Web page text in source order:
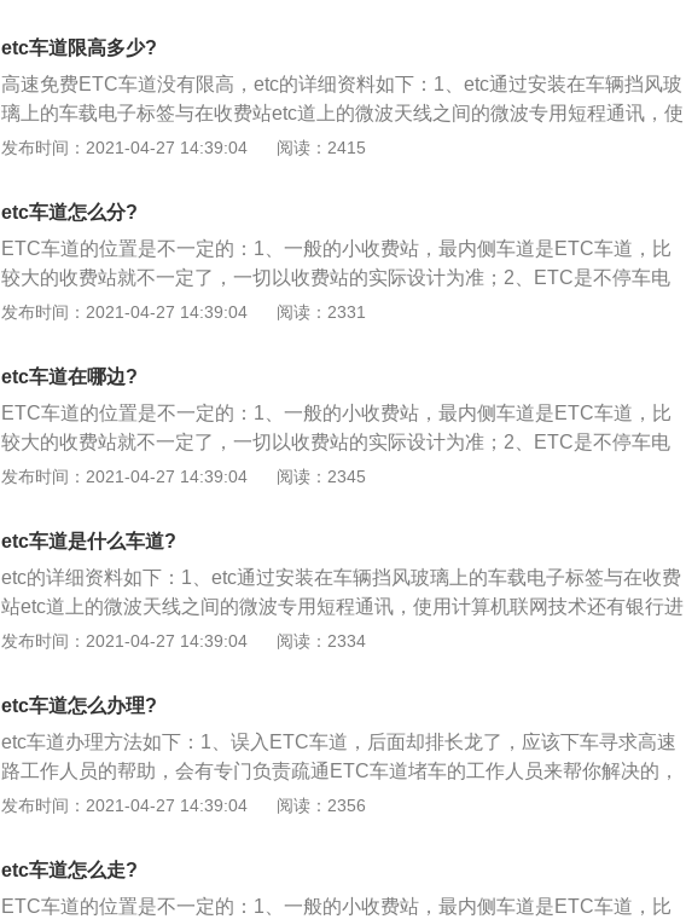
站不用停车就可以交纳路桥费，但是截至2018年10月，中国很多省份etc使用率
难过半；3、etc也叫不停车电子收费系统，etc专用车道是给装了etc车载器的车使
用的，使用了电子收费的方式。
etc车道限高多少?
高速免费ETC车道没有限高，etc的详细资料如下：1、etc通过安装在车辆挡风玻
璃上的车载电子标签与在收费站etc道上的微波天线之间的微波专用短程通讯，使
用计算机联网技术还有银行进行后台结算处理；2、这样就达到了车辆通过路桥
用率难过半；3、etc也叫不停车电子收费系统，etc专用车道是给装了etc车载器的
车使用的，使用了电子收费的方式。
发布时间：2021-04-27 14:39:04 阅读：2415
etc车道怎么分?
ETC车道的位置是不一定的：1、一般的小收费站，最内侧车道是ETC车道，比
较大的收费站就不一定了，一切以收费站的实际设计为准；2、ETC是不停车电
子收费系统，ETC专用车道是给那些装了ETC车载器的车辆使用的，采用电子收
车辆挡风玻璃上的车载电子标签与在收费站ETC车道上的微波天线之间的微波专
路桥收费站不需停车而能交纳路桥费的目的。
发布时间：2021-04-27 14:39:04 阅读：2331
etc车道在哪边?
ETC车道的位置是不一定的：1、一般的小收费站，最内侧车道是ETC车道，比
较大的收费站就不一定了，一切以收费站的实际设计为准；2、ETC是不停车电
子收费系统，ETC专用车道是给那些装了ETC车载器的车辆使用的，采用电子收
车辆挡风玻璃上的车载电子标签与在收费站ETC车道上的微波天线之间的微波专
用短程通讯，利用计算机联网技术与银行进行后台结算处理，从而达到车辆通过
路桥收费站不需停车而能交纳路桥费的目的。
发布时间：2021-04-27 14:39:04 阅读：2345
etc车道是什么车道?
etc的详细资料如下：1、etc通过安装在车辆挡风玻璃上的车载电子标签与在收费
站etc道上的微波天线之间的微波专用短程通讯，使用计算机联网技术还有银行进
行后台结算处理；2、这样就达到了车辆通过路桥收费站不用停车就可以交纳路
车电子收费系统，etc专用车道是给装了etc车载器的车使用的，使用了电子收费
的方式。
发布时间：2021-04-27 14:39:04 阅读：2334
etc车道怎么办理?
etc车道办理方法如下：1、误入ETC车道，后面却排长龙了，应该下车寻求高速
路工作人员的帮助，会有专门负责疏通ETC车道堵车的工作人员来帮你解决的，
然后听从工作人员的指挥即可；2、误入ETC车道，后面已经有几辆车了，在确
去；3、误入ETC车道，在后方没有来车的情况下，可以倒车出来。
发布时间：2021-04-27 14:39:04 阅读：2356
etc车道怎么走?
ETC车道的位置是不一定的：1、一般的小收费站，最内侧车道是ETC车道，比